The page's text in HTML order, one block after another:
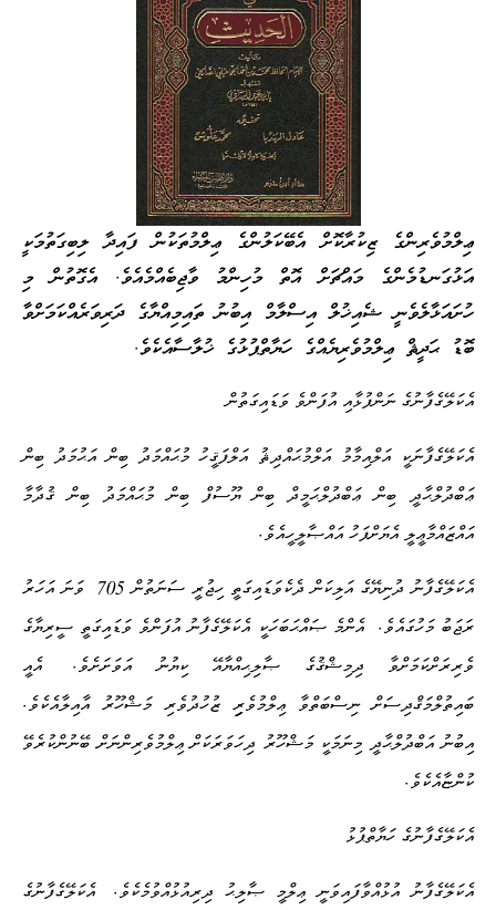
ޢިލްމުވެރިންގެ ޒިކުރާކޮށް އެބޭކަލުންގެ ޢިލްމުތަކުން ފައިދާ ލިބިގަތުމަކީ
އަޅުގަނޑުމެންގެ މައްޗަށް އޮތް މުހިންމު ވާޖިބެއްމެއެވެ. އެގޮތުން މި
ހުށައަޅާލެވެނީ ޝެއިޚުލް އިސްލާމް އިބުނު ތައިމިއްޔާގެ ދަރިވަރެއްކަމަށްވާ
ބޮޑު ޙަދީޘް ޢިލްމުވެރިޔެއްގެ ހަޔާތްޕުޅުގެ ޚުލާސާއެކެވެ.
އެކަލޭގެފާނުގެ ނަންފުޅާއި އުފަންވެ ވަޑައިގަތުން
އެކަލޭގެފާނަކީ އަލްއިމާމު އަލްމުޙައްދިޘު އަލްފަޤީހު މުޙައްމަދު ބިން އަޙުމަދު ބިން
ޢަބްދުލްޙާދީ ބިން ޢަބްދުލްޙަމީދް ބިން ޔޫސުފް ބިން މުޙައްމަދު ބިން ޤުދާމާ
އައްޒައްމާޢީލީ އެޔަށްފަހު އައްޞާލީހީއެވެ.
އެކަލޭގެފާނު ދުނިޔޭގެ އަލިކަން ދެކެވަޑައިގަތީ ހިޖުރީ ސަނަތުން705 ވަނަ އަހަރު
ރަޖަބު މަހުގައެވެ.އެންމެ ޞައްޙަބަހަކީ އެކަލޭގެފާނު އުފަންވެ ވަޑައިގަތީ ސީރިޔާގެ
ވެރިރަށްކަމަށްވާ ދިމިޝްޤުގެ ޞާލިޙިއްޔާއޭ ކިޔުނު އަވަށަށެވެ.
އެއީ
ބައިތުލްމަޤްދިސަށް ނިސްބަތްވާ ޢިލްމުވެރިި ޒުހުދުވެރި މަޝްހޫރު އާއިލާއެކެވެ.
އިބުނު އަބްދުލްޙާދީ މިނަމަކީ މަޝްހޫރު ދިހަވަރަކަށް ޢިލްމުވެރިންނަށް ބޭނުންކުރެވޭ
ކުންޏާއެކެވެ.
އެކަލޭގެފާނުގެ ހަޔާތްޕުޅު
އެކަލޭގެފާނު އުޅުއްވާފައިވަނީ ޢިލްމީ ޞާލިޙު ދިރިއުޅުއްވުމެކެވެ.އެކަލޭގެފާނުގެ